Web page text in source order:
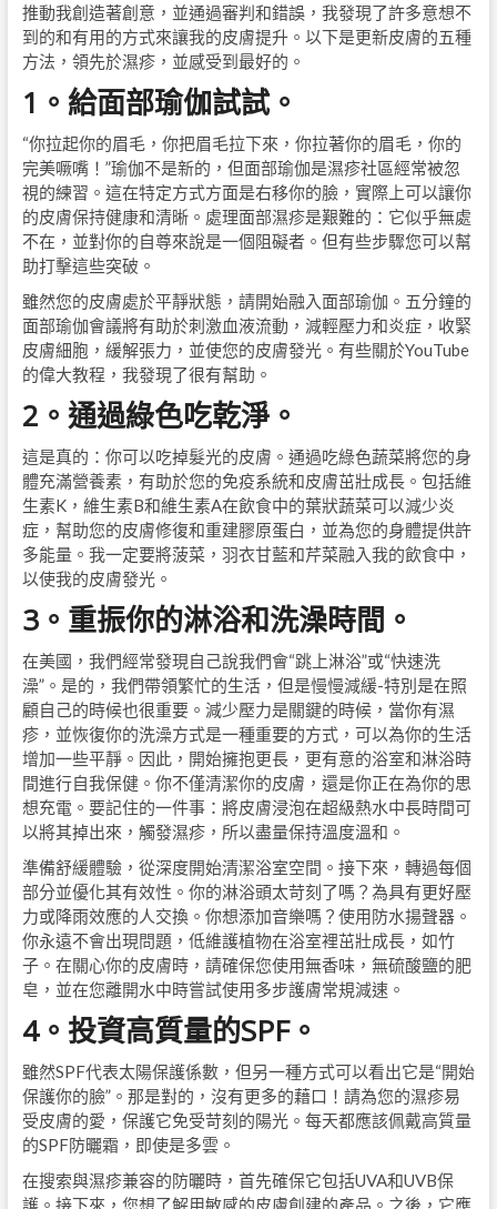
推動我創造著創意，並通過審判和錯誤，我發現了許多意想不
到的和有用的方式來讓我的皮膚提升。以下是更新皮膚的五種
方法，領先於濕疹，並感受到最好的。
1。給面部瑜伽試試。
“你拉起你的眉毛，你把眉毛拉下來，你拉著你的眉毛，你的
完美噘嘴！”瑜伽不是新的，但面部瑜伽是濕疹社區經常被忽
視的練習。這在特定方式方面是右移你的臉，實際上可以讓你
的皮膚保持健康和清晰。處理面部濕疹是艱難的：它似乎無處
不在，並對你的自尊來說是一個阻礙者。但有些步驟您可以幫
助打擊這些突破。
雖然您的皮膚處於平靜狀態，請開始融入面部瑜伽。五分鐘的
面部瑜伽會議將有助於刺激血液流動，減輕壓力和炎症，收緊
皮膚細胞，緩解張力，並使您的皮膚發光。有些關於YouTube
的偉大教程，我發現了很有幫助。
2。通過綠色吃乾淨。
這是真的：你可以吃掉髮光的皮膚。通過吃綠色蔬菜將您的身
體充滿營養素，有助於您的免疫系統和皮膚茁壯成長。包括維
生素K，維生素B和維生素A在飲食中的葉狀蔬菜可以減少炎
症，幫助您的皮膚修復和重建膠原蛋白，並為您的身體提供許
多能量。我一定要將菠菜，羽衣甘藍和芹菜融入我的飲食中，
以使我的皮膚發光。
3。重振你的淋浴和洗澡時間。
在美國，我們經常發現自己說我們會“跳上淋浴”或“快速洗
澡”。是的，我們帶領繁忙的生活，但是慢慢減緩-特別是在照
顧自己的時候也很重要。減少壓力是關鍵的時候，當你有濕
疹，並恢復你的洗澡方式是一種重要的方式，可以為你的生活
增加一些平靜。因此，開始擁抱更長，更有意的浴室和淋浴時
間進行自我保健。你不僅清潔你的皮膚，還是你正在為你的思
想充電。要記住的一件事：將皮膚浸泡在超級熱水中長時間可
以將其掉出來，觸發濕疹，所以盡量保持溫度溫和。
準備舒緩體驗，從深度開始清潔浴室空間。接下來，轉過每個
部分並優化其有效性。你的淋浴頭太苛刻了嗎？為具有更好壓
力或降雨效應的人交換。你想添加音樂嗎？使用防水揚聲器。
你永遠不會出現問題，低維護植物在浴室裡茁壯成長，如竹
子。在關心你的皮膚時，請確保您使用無香味，無硫酸鹽的肥
皂，並在您離開水中時嘗試使用多步護膚常規減速。
4。投資高質量的SPF。
雖然SPF代表太陽保護係數，但另一種方式可以看出它是“開始
保護你的臉”。那是對的，沒有更多的藉口！請為您的濕疹易
受皮膚的愛，保護它免受苛刻的陽光。每天都應該佩戴高質量
的SPF防曬霜，即使是多雲。
在搜索與濕疹兼容的防曬時，首先確保它包括UVA和UVB保
護。接下來，您想了解用敏感的皮膚創建的產品。之後，它應